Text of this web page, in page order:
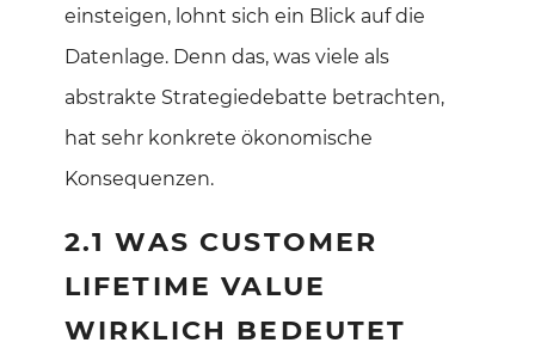
einsteigen, lohnt sich ein Blick auf die
Datenlage. Denn das, was viele als
abstrakte Strategiedebatte betrachten,
hat sehr konkrete ökonomische
Konsequenzen.
2.1 WAS CUSTOMER
LIFETIME VALUE
WIRKLICH BEDEUTET